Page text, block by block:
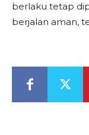
berlaku tetap
berjalan aman,